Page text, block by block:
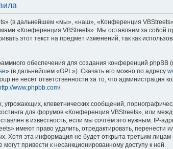
(в дальнейшем «мы», «наш», «Конференция
«Конференция VBStreets». Мы оставляем за собой
этот текст на предмет изменений, так как
обеспечения для создания конференций
» (в дальнейшем «GPL»). Скачать его можно по адресу
не несёт ответственности за то, что
www.phpbb.com/.
клеветнических сообщений,
для форумов «Конференция VBStreets», или
в известность, если мы сочтём это нужным. IP-
имеют право удалить, отредактировать, перенести
Хотя эта информация не будет открыта третьим
привести к несанкционированному доступу к ней.